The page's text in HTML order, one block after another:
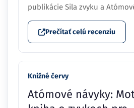
publikácie Sila zvyku a
Prečítať celú recenziu
Knižné červy
Atómové návyky: